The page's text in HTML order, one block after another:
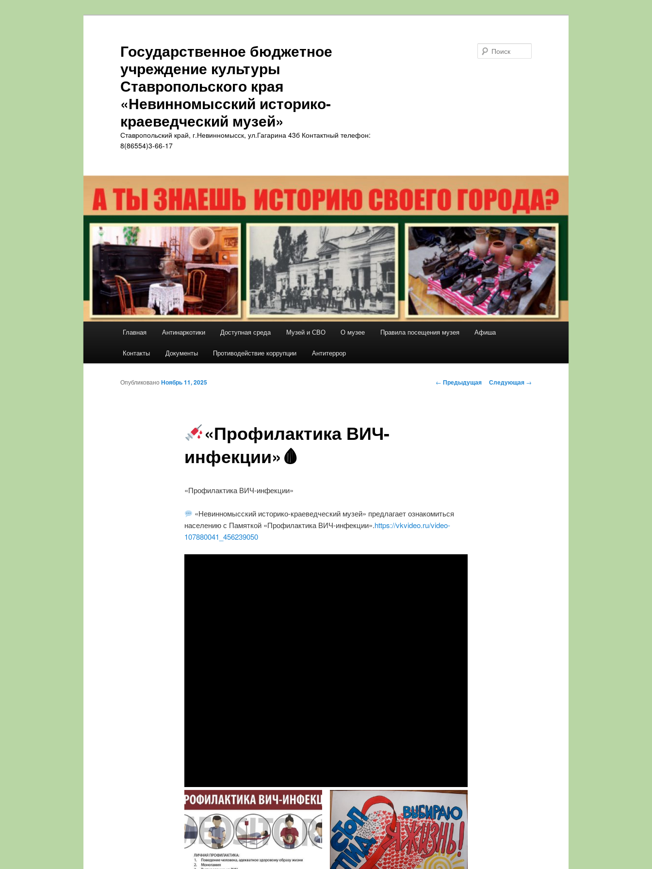
Государственное бюджетное
учреждение культуры
Ставропольского края
«Невинномысский историко-
краеведческий музей»
Ставропольский край, г.Невинномысск, ул.Гагарина 43б Контактный телефон:
8(86554)3-66-17
Главная Антинаркотики Доступная среда Музей и СВО О музее Правила посещения музея Афиша
Контакты Документы Противодействие коррупции Антитеррор
Навигация
← Предыдущая Следующая →
«Профилактика ВИЧ-
инфекции»🩸
Опубликовано Ноябрь 11, 2025
«Профилактика ВИЧ-инфекции»
«Невинномысский историко-краеведческий музей» предлагает ознакомиться
населению с Памяткой «Профилактика ВИЧ-инфекции».https://vkvideo.ru/video-
107880041_456239050